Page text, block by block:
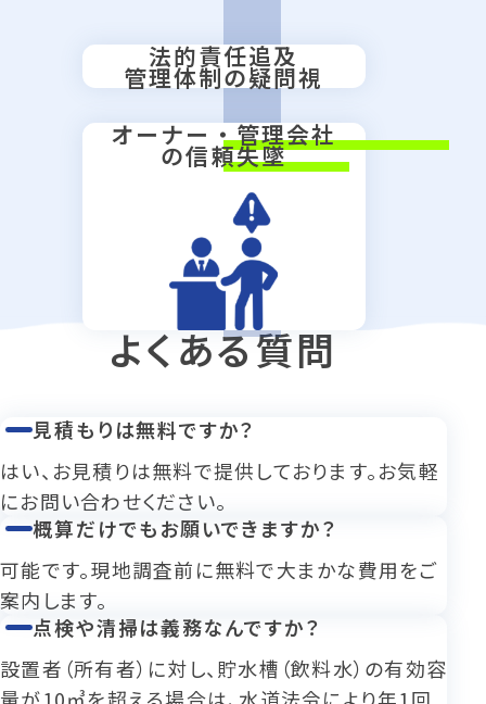
法的責任追及
管理体制の疑問視
オーナー・管理会社
の信頼失墜
よくある質問
見積もりは無料ですか？
はい、お見積りは無料で提供しております。お気軽
にお問い合わせください。
概算だけでもお願いできますか？
可能です。現地調査前に無料で大まかな費用をご
案内します。
点検や清掃は義務なんですか？
設置者（所有者）に対し、貯水槽（飲料水）の有効容